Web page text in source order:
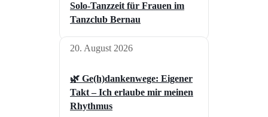
Solo-Tanzzeit für Frauen im
Tanzclub Bernau
20. August 2026
🌿 Ge(h)dankenwege: Eigener
Takt – Ich erlaube mir meinen
Rhythmus